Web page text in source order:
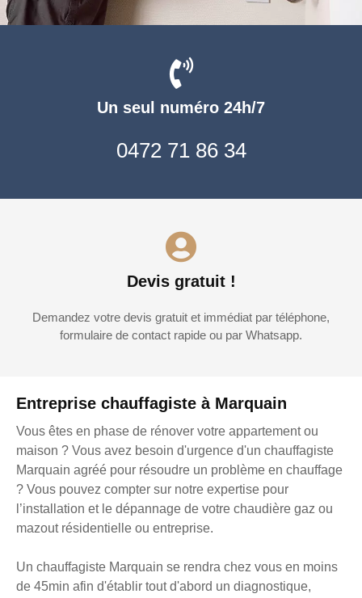
Entreprise chauffagiste à Marquain
Vous êtes en phase de rénover votre appartement ou
maison ? Vous avez besoin d'urgence d'un chauffagiste
Marquain agréé pour résoudre un problème en chauffage
? Vous pouvez compter sur notre expertise pour
l’installation et le dépannage de votre chaudière gaz ou
mazout résidentielle ou entreprise.
Un chauffagiste Marquain se rendra chez vous en moins
de 45min afin d'établir tout d'abord un diagnostique,
Un seul numéro 24h/7
0472 71 86 34
Devis gratuit !
Demandez votre devis gratuit et immédiat par téléphone,
formulaire de contact rapide ou par Whatsapp.